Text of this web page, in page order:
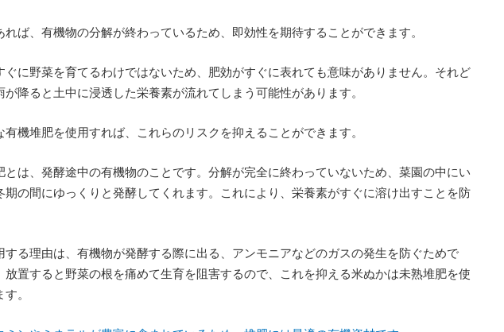
れば、有機物の分解が終わっているため、即効性を期待することができます。
ぐに野菜を育てるわけではないため、肥効がすぐに表れても意味がありません。それど
が降ると土中に浸透した栄養素が流れてしまう可能性があります。
有機堆肥を使用すれば、これらのリスクを抑えることができます。
とは、発酵途中の有機物のことです。分解が完全に終わっていないため、菜園の中にい
期の間にゆっくりと発酵してくれます。これにより、栄養素がすぐに溶け出すことを防
する理由は、有機物が発酵する際に出る、アンモニアなどのガスの発生を防ぐためで
放置すると野菜の根を痛めて生育を阻害するので、これを抑える米ぬかは未熟堆肥を使
。